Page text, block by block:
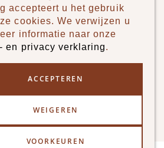
Pudilo
Over ons
voorwaarden
- Ruilen & Retourneren
accepteert u het gebruik
cookies. We verwijzen u
informatie naar onze
en privacy verklaring.
ACCEPTEREN
WEIGEREN
VOORKEUREN